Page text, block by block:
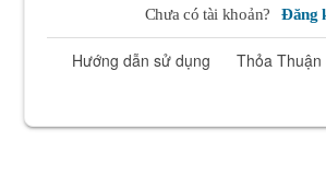
Chưa có tài khoản? Đăng
Hướng dẫn sử dụng Thỏa Thuận